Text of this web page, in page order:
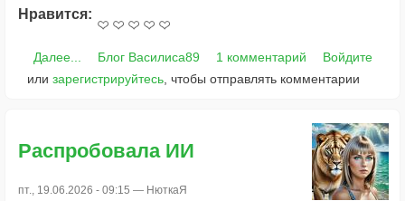
Нравится:
Далее... Блог Василиса89 1 комментарий
Войдите
или зарегистрируйтесь , чтобы отправлять комментарии
Распробовала ИИ
пт., 19.06.2026 - 09:15 — НюткаЯ